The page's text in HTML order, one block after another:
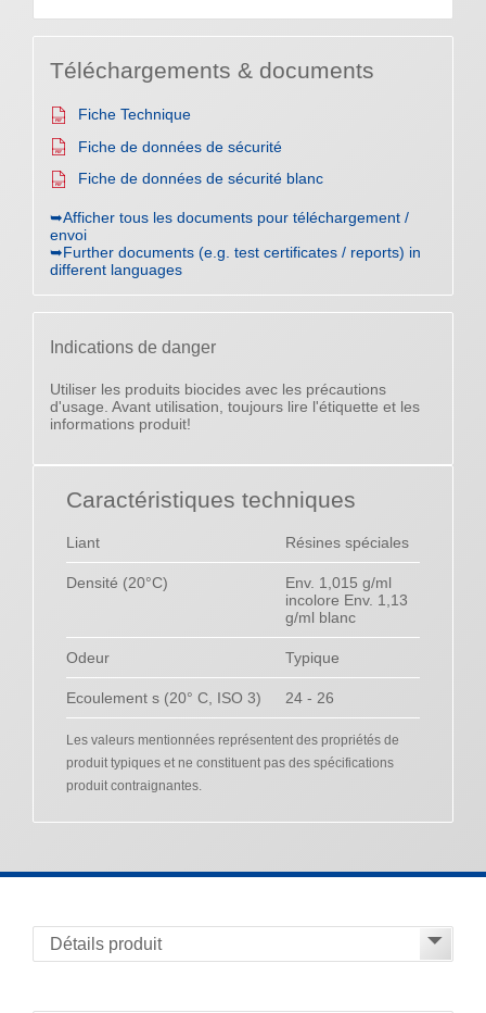
Téléchargements & documents
Fiche Technique
Fiche de données de sécurité
Fiche de données de sécurité blanc
➥Afficher tous les documents pour téléchargement /
envoi
➥Further documents (e.g. test certificates / reports) in
different languages
Indications de danger
Utiliser les produits biocides avec les précautions
d'usage. Avant utilisation, toujours lire l'étiquette et les
informations produit!
Caractéristiques techniques
Liant Résines spéciales
Densité (20°C)
Env. 1,015 g/ml
incolore Env. 1,13
g/ml blanc
Odeur Typique
Ecoulement s (20° C, ISO 3) 24 - 26
Les valeurs mentionnées représentent des propriétés de
produit typiques et ne constituent pas des spécifications
produit contraignantes.